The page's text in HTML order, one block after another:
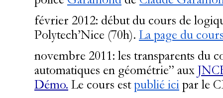
février 2012: début du cours de
Polytech’Nice (70h). La page du
novembre 2011: les transparents du
automatiques en géométrie” aux
Démo. Le cours estpublié ici par le